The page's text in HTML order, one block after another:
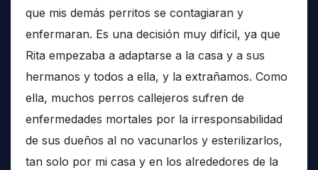
que mis demás perritos se contagiaran y
enfermaran. Es una decisión muy difícil, ya que
Rita empezaba a adaptarse a la casa y a sus
hermanos y todos a ella, y la extrañamos. Como
ella, muchos perros callejeros sufren de
enfermedades mortales por la irresponsabilidad
de sus dueños al no vacunarlos y esterilizarlos,
tan solo por mi casa y en los alrededores de la